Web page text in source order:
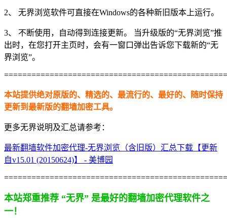
2、 无界浏览软件可直接在Windows的各种新旧版本上运行。
3、 不断使用，自动得到连接更新。 当升级版的“无界浏览”推
出时，在您打开主页时，会有一窗口弹出告诉您下载新的“无
界浏览”。
本站提供绝对原版的、精选的、最流行的、最好的、随时保持
更新到最新版的翻墙加密工具。
更多无界说明及汇总请参考：
最新翻墙软件加密代理-无界浏览（含旧版）汇总下载【更新
自v15.01 (20150624)】 - 美博园
本站郑重推荐 “无界” 是最好的翻墙加密代理软件之
一！